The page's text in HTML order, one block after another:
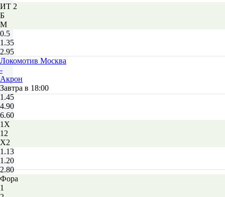
ИТ 2
Б
М
0.5
1.35
2.95
Локомотив Москва
-
Акрон
Завтра в 18:00
1.45
4.90
6.60
1X
12
X2
1.13
1.20
2.80
Фора
1